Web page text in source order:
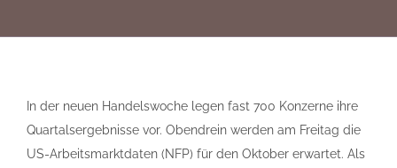
In der neuen Handelswoche legen fast 700 Konzerne ihre
Quartalsergebnisse vor. Obendrein werden am Freitag die
US-Arbeitsmarktdaten (NFP) für den Oktober erwartet. Als